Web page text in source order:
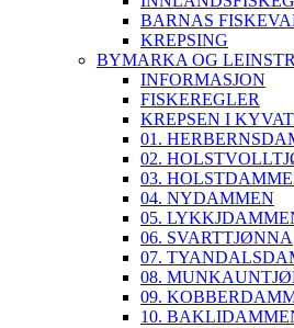
BARNAS
KREPSING
BYMARKA OG
INFORMASJON
FISKEREGLER
KREPSEN I
01.
02.
03.
04. NYDAMMEN
05.
06. SVARTTJØNNA
07.
08.
09.
10.